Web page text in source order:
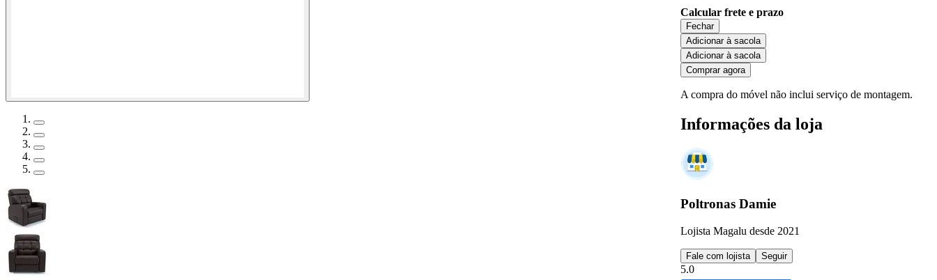
Calcular frete e prazo
Fechar
Adicionar à sacola
Adicionar à sacola
Comprar agora
A compra do móvel não inclui serviço de montagem.
Informações da loja
Poltronas Damie
Lojista Magalu desde 2021
Fale com lojista Seguir
5.0